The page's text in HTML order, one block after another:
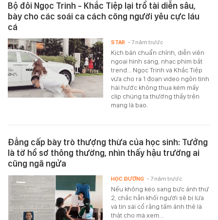
Bộ đôi Ngọc Trinh - Khắc Tiệp lại trổ tài diễn sâu,
bày cho các soái ca cách cõng người yêu cực láu
cá
Kịch bản chuẩn chỉnh, diễn viên
ngoại hình sáng, nhạc phim bắt
trend... Ngọc Trinh và Khắc Tiệp
vừa cho ra 1 đoạn video ngôn tình
hài hước không thua kém mấy
clip chúng ta thường thấy trên
mạng là bao.
STAR - 7 năm trước
Đẳng cấp bày trò thượng thừa của học sinh: Tưởng
là tờ hồ sơ thông thường, nhìn thấy hậu trường ai
cũng ngã ngửa
Nếu không kéo sang bức ảnh thứ
2, chắc hẳn khối người sẽ bị lừa
và tin sái cổ rằng tấm ảnh thẻ là
thật cho mà xem...
HỌC ĐƯỜNG - 7 năm trước